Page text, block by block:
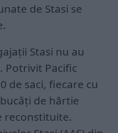
de Stasi se
Stasi nu au
Potrivit Pacific
de saci, fiecare cu
de hârtie
reconstituite.